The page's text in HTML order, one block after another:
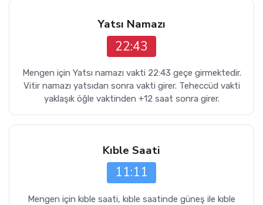
Yatsı Namazı
22:43
Mengen için Yatsı namazı vakti 22:43 geçe girmektedir.
Vitir namazı yatsıdan sonra vakti girer. Teheccüd vakti
yaklaşık öğle vaktinden +12 saat sonra girer.
Kıble Saati
11:11
Mengen için kıble saati, kıble saatinde güneş ile kıble